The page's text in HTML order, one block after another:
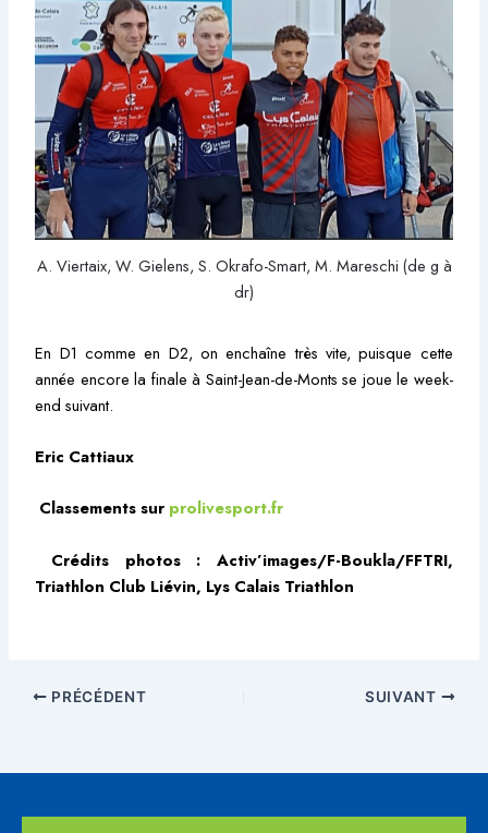
A. Viertaix, W. Gielens, S. Okrafo-Smart, M. Mareschi (de g à
dr)
En D1 comme en D2, on enchaîne très vite, puisque cette
année encore la finale à Saint-Jean-de-Monts se joue le week-
end suivant.
Eric Cattiaux
Classements sur prolivesport.fr
Crédits photos : Activ’images/F-Boukla/FFTRI,
Triathlon Club Liévin, Lys Calais Triathlon
PRÉCÉDENT SUIVANT